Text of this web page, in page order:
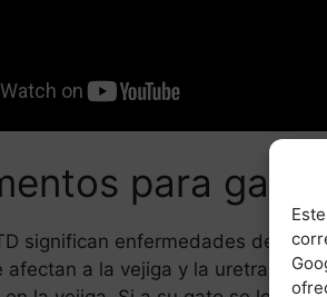
para
significan enfermedades del
afectan a la vejiga y la uretra.